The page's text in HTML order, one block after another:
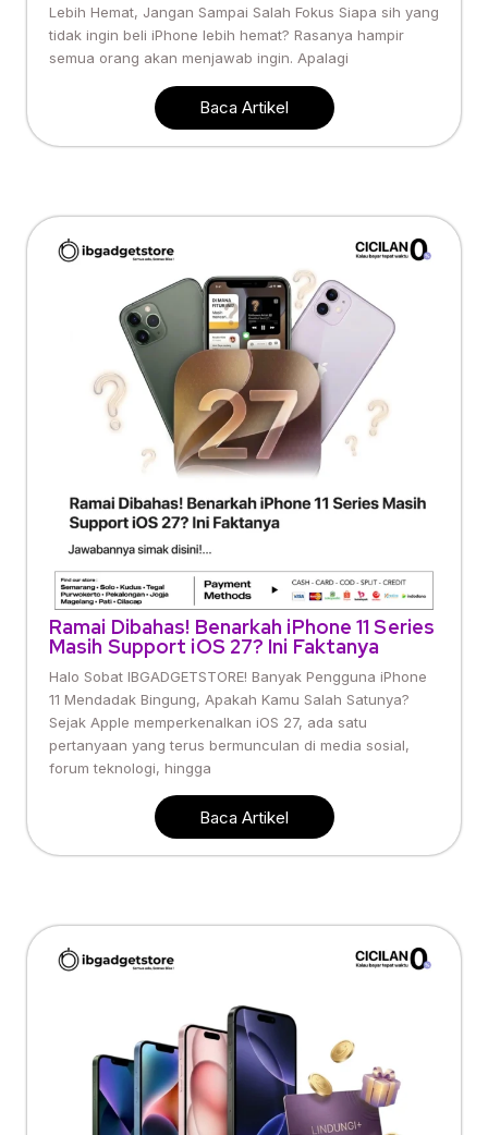
Lebih Hemat, Jangan Sampai Salah Fokus Siapa sih yang
tidak ingin beli iPhone lebih hemat? Rasanya hampir
semua orang akan menjawab ingin. Apalagi
Baca Artikel
Ramai Dibahas! Benarkah iPhone 11 Series
Masih Support iOS 27? Ini Faktanya
Halo Sobat IBGADGETSTORE! Banyak Pengguna iPhone
11 Mendadak Bingung, Apakah Kamu Salah Satunya?
Sejak Apple memperkenalkan iOS 27, ada satu
pertanyaan yang terus bermunculan di media sosial,
forum teknologi, hingga
Baca Artikel